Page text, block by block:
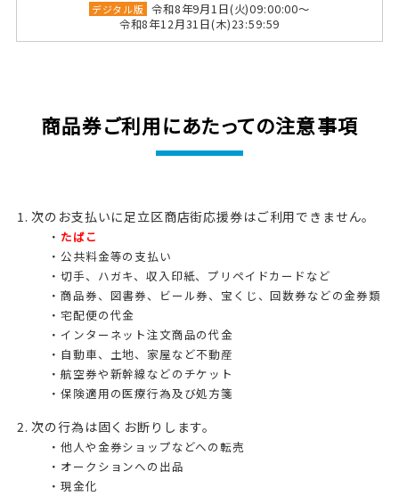
令和8年9月1日(火)09:00:00～
令和8年12月31日(木)23:59:59
商品券ご利用にあたっての注意事項
次のお支払いに足立区商店街応援券はご利用できません。
たばこ
公共料金等の支払い
切手、ハガキ、収入印紙、プリペイドカードなど
商品券、図書券、ビール券、宝くじ、回数券などの金券類
宅配便の代金
インターネット注文商品の代金
自動車、土地、家屋など不動産
航空券や新幹線などのチケット
保険適用の医療行為及び処方箋
次の行為は固くお断りします。
他人や金券ショップなどへの転売
オークションへの出品
現金化